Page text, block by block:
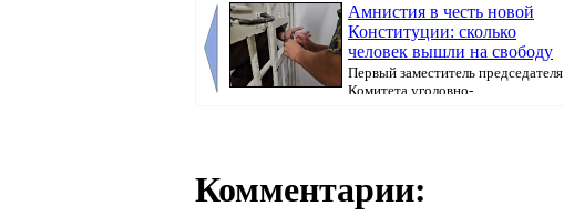
Амнистия в честь новой
Конституции: сколько
человек вышли на свободу
Первый заместитель председателя
Комитета уголовно-
Комментарии: